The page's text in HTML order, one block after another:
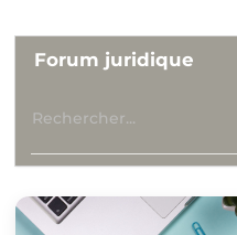
Forum juridique